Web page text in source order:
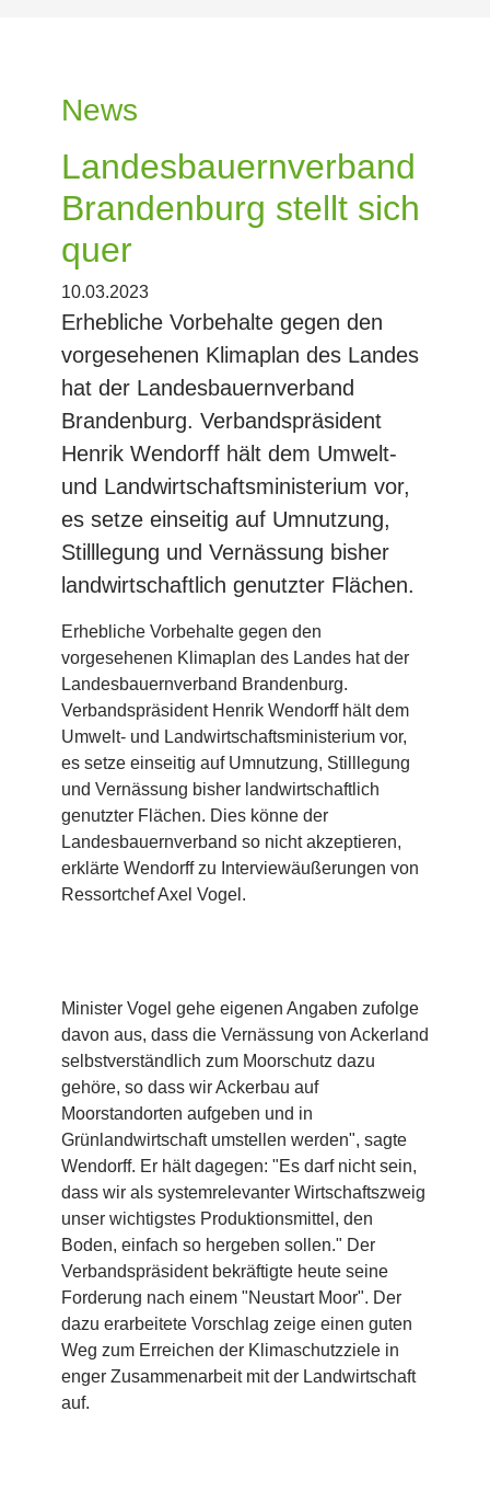
News
Landesbauernverband
Brandenburg stellt sich
quer
10.03.2023
Erhebliche Vorbehalte gegen den
vorgesehenen Klimaplan des Landes
hat der Landesbauernverband
Brandenburg. Verbandspräsident
Henrik Wendorff hält dem Umwelt-
und Landwirtschaftsministerium vor,
es setze einseitig auf Umnutzung,
Stilllegung und Vernässung bisher
landwirtschaftlich genutzter Flächen.
Erhebliche Vorbehalte gegen den
vorgesehenen Klimaplan des Landes hat der
Landesbauernverband Brandenburg.
Verbandspräsident Henrik Wendorff hält dem
Umwelt- und Landwirtschaftsministerium vor,
es setze einseitig auf Umnutzung, Stilllegung
und Vernässung bisher landwirtschaftlich
genutzter Flächen. Dies könne der
Landesbauernverband so nicht akzeptieren,
erklärte Wendorff zu Interviewäußerungen von
Ressortchef Axel Vogel.
Minister Vogel gehe eigenen Angaben zufolge
davon aus, dass die Vernässung von Ackerland
selbstverständlich zum Moorschutz dazu
gehöre, so dass wir Ackerbau auf
Moorstandorten aufgeben und in
Grünlandwirtschaft umstellen werden", sagte
Wendorff. Er hält dagegen: "Es darf nicht sein,
dass wir als systemrelevanter Wirtschaftszweig
unser wichtigstes Produktionsmittel, den
Boden, einfach so hergeben sollen." Der
Verbandspräsident bekräftigte heute seine
Forderung nach einem "Neustart Moor". Der
dazu erarbeitete Vorschlag zeige einen guten
Weg zum Erreichen der Klimaschutzziele in
enger Zusammenarbeit mit der Landwirtschaft
auf.